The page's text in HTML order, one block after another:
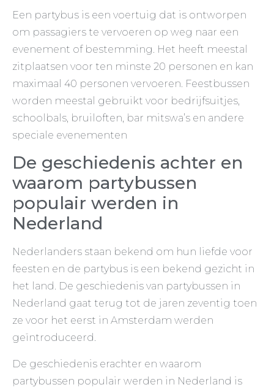
Een partybus is een voertuig dat is ontworpen
om passagiers te vervoeren op weg naar een
evenement of bestemming. Het heeft meestal
zitplaatsen voor ten minste 20 personen en kan
maximaal 40 personen vervoeren. Feestbussen
worden meestal gebruikt voor bedrijfsuitjes,
schoolbals, bruiloften, bar mitswa’s en andere
speciale evenementen
De geschiedenis achter en
waarom partybussen
populair werden in
Nederland
Nederlanders staan bekend om hun liefde voor
feesten en de partybus is een bekend gezicht in
het land. De geschiedenis van partybussen in
Nederland gaat terug tot de jaren zeventig toen
ze voor het eerst in Amsterdam werden
geïntroduceerd.
De geschiedenis erachter en waarom
partybussen populair werden in Nederland is